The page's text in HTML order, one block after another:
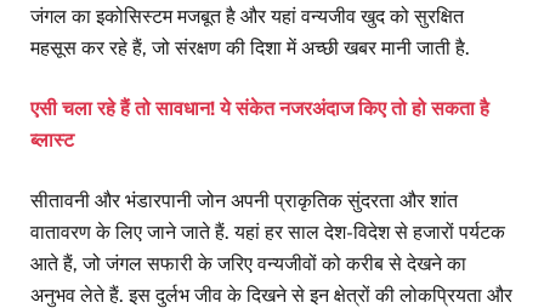
जंगल का इकोसिस्टम मजबूत है और यहां वन्यजीव खुद को सुरक्षित
महसूस कर रहे हैं, जो संरक्षण की दिशा में अच्छी खबर मानी जाती है.
एसी चला रहे हैं तो सावधान! ये संकेत नजरअंदाज किए तो हो सकता है
ब्लास्ट
सीतावनी और भंडारपानी जोन अपनी प्राकृतिक सुंदरता और शांत
वातावरण के लिए जाने जाते हैं. यहां हर साल देश-विदेश से हजारों पर्यटक
आते हैं, जो जंगल सफारी के जरिए वन्यजीवों को करीब से देखने का
अनुभव लेते हैं. इस दुर्लभ जीव के दिखने से इन क्षेत्रों की लोकप्रियता और